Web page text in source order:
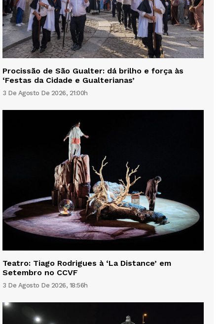
Procissão de São Gualter: dá brilho e força às
‘Festas da Cidade e Gualterianas’
3 De Agosto De 2026, 21:00h
Teatro: Tiago Rodrigues à ‘La Distance’ em
Setembro no CCVF
3 De Agosto De 2026, 18:56h